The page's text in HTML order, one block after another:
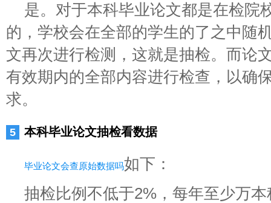
是。对于本科毕业论文都是在检院
的，学校会在全部的学生的了之中随
文再次进行检测，这就是抽检。而论
有效期内的全部内容进行检查，以确
求。
本科毕业论文抽检看数据
毕业论文会查原始数据吗如下：
抽检比例不低于2%，每年至少万